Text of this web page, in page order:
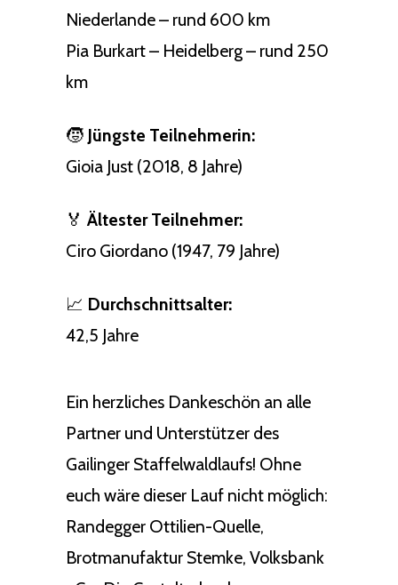
Niederlande – rund 600 km
Pia Burkart – Heidelberg – rund 250
km
🧒 Jüngste Teilnehmerin:
Gioia Just (2018, 8 Jahre)
🏅 Ältester Teilnehmer:
Ciro Giordano (1947, 79 Jahre)
📈 Durchschnittsalter:
42,5 Jahre
Ein herzliches Dankeschön an alle
Partner und Unterstützer des
Gailinger Staffelwaldlaufs! Ohne
euch wäre dieser Lauf nicht möglich:
Randegger Ottilien-Quelle,
Brotmanufaktur Stemke, Volksbank